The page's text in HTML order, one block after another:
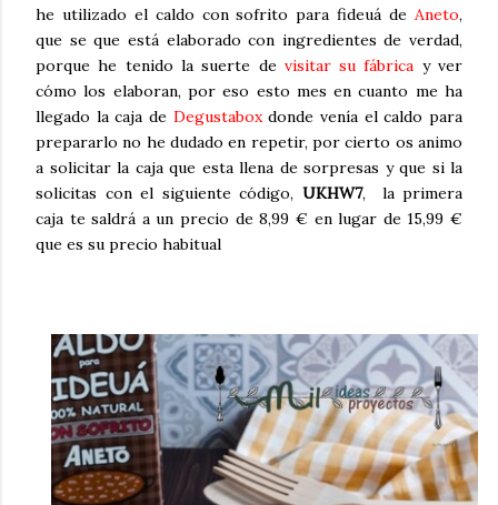
he utilizado el caldo con sofrito para fideuá de Aneto,
que se que está elaborado con ingredientes de verdad,
porque he tenido la suerte de visitar su fábrica y ver
cómo los elaboran, por eso esto mes en cuanto me ha
llegado la caja de Degustaboxdonde venía el caldo para
prepararlo no he dudado en repetir, por cierto os animo
a solicitar la caja que esta llena de sorpresas y que si la
solicitas con el siguiente código, UKHW7, la primera
caja te saldrá a un precio de 8,99 € en lugar de 15,99 €
que es su precio habitual